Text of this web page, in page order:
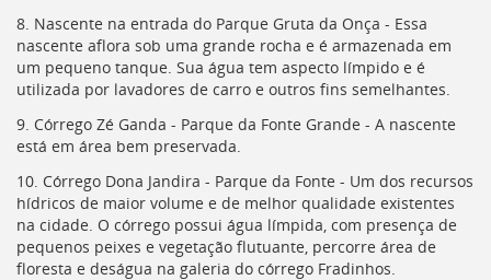
8. Nascente na entrada do Parque Gruta da Onça - Essa
nascente aflora sob uma grande rocha e é armazenada em
um pequeno tanque. Sua água tem aspecto límpido e é
utilizada por lavadores de carro e outros fins semelhantes.
9. Córrego Zé Ganda - Parque da Fonte Grande - A nascente
está em área bem preservada.
10. Córrego Dona Jandira - Parque da Fonte - Um dos recursos
hídricos de maior volume e de melhor qualidade existentes
na cidade. O córrego possui água límpida, com presença de
pequenos peixes e vegetação flutuante, percorre área de
floresta e deságua na galeria do córrego Fradinhos.